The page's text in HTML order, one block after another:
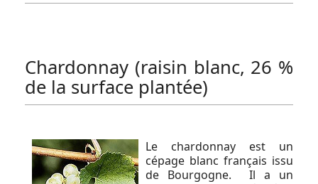
Chardonnay (raisin blanc, 26 %
de la surface plantée)
Le chardonnay est un
cépage blanc français issu
de Bourgogne. Il a un